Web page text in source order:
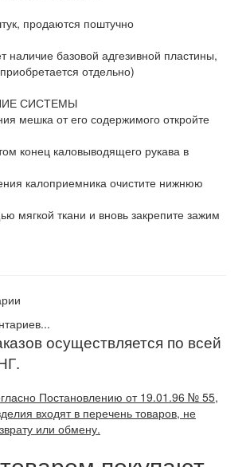
продаются поштучно
наличие базовой адгезивной пластины,
отдельно)
СИСТЕМЫ
мешка от его содержимого откройте
конец каловыводящего рукава в
калоприемника очистите нижнюю
мягкой ткани и вновь закрепите зажим
осуществляется по всей
Постановлению от 19.01.96 № 55,
входят в перечень товаров, не
или обмену.